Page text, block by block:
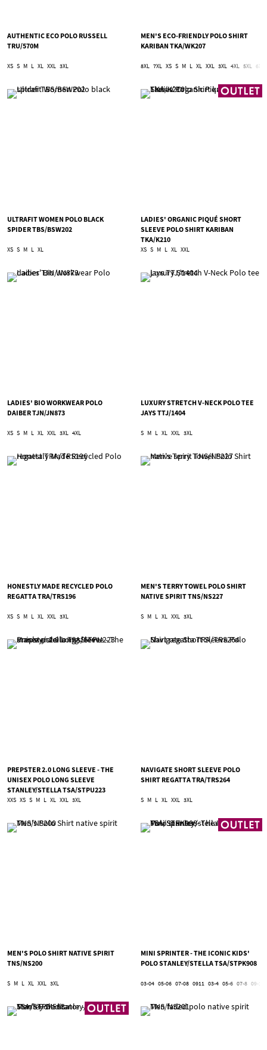
AUTHENTIC ECO POLO RUSSELL
TRU/570M
XS S M L XL XXL 3XL
MEN'S ECO-FRIENDLY POLO SHIRT
KARIBAN TKA/WK207
8XL 7XL XS S M L XL XXL 3XL 4XL 5XL 6XL
ULTRAFIT WOMEN POLO BLACK
SPIDER TBS/BSW202
XS S M L XL
LADIES' ORGANIC PIQUÉ SHORT
SLEEVE POLO SHIRT KARIBAN
TKA/K210
XS S M L XL XXL
LADIES' BIO WORKWEAR POLO
DAIBER TJN/JN873
XS S M L XL XXL 3XL 4XL
LUXURY STRETCH V-NECK POLO TEE
JAYS TTJ/1404
S M L XL XXL 3XL
HONESTLY MADE RECYCLED POLO
REGATTA TRA/TRS196
XS S M L XL XXL 3XL
MEN'S TERRY TOWEL POLO SHIRT
NATIVE SPIRIT TNS/NS227
S M L XL XXL 3XL
PREPSTER 2.0 LONG SLEEVE - THE
UNISEX POLO LONG SLEEVE
STANLEY/STELLA TSA/STPU223
XXS XS S M L XL XXL 3XL
NAVIGATE SHORT SLEEVE POLO
SHIRT REGATTA TRA/TRS264
S M L XL XXL 3XL
MEN'S POLO SHIRT NATIVE SPIRIT
TNS/NS200
S M L XL XXL 3XL
MINI SPRINTER - THE ICONIC KIDS'
POLO STANLEY/STELLA TSA/STPK908
03-04 05-06 07-08 0911 03-4 05-6 07-8 09-11